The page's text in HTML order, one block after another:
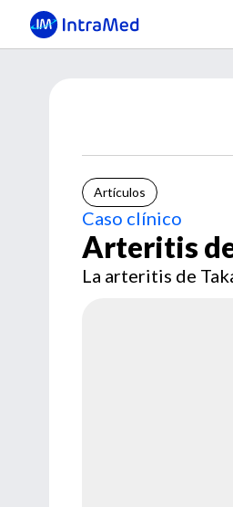
Artículos
Caso clínico
Arteritis
La arteritis de